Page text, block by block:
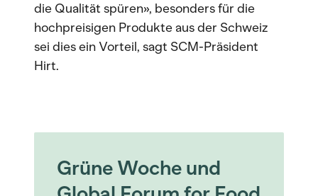
die Qualität spüren», besonders für die
hochpreisigen Produkte aus der Schweiz
sei dies ein Vorteil, sagt SCM-Präsident
Hirt.
Grüne Woche und